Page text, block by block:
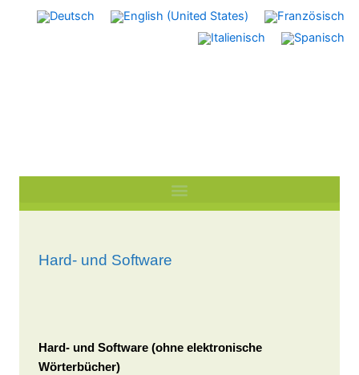
Hard- und Software
Hard- und Software (ohne elektronische
Wörterbücher)